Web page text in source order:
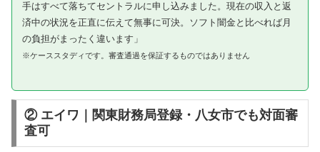
手はすべて落ちてセントラルに申し込みました。現在の収入と返
済中の状況を正直に伝えて無事に可決。ソフト闇金と比べれば月
の負担がまったく違います」
※ケーススタディです。審査通過を保証するものではありません
② エイワ｜関東財務局登録・八女市でも対面審
査可